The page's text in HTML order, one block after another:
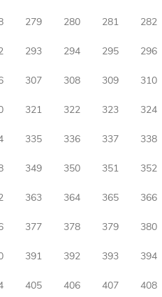
279 280 281 282
293 294 295 296
307 308 309 310
321 322 323 324
335 336 337 338
349 350 351 352
363 364 365 366
377 378 379 380
391 392 393 394
405 406 407 408